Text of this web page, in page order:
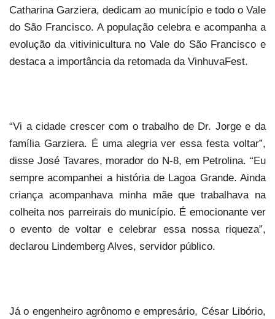
Catharina Garziera, dedicam ao município e todo o Vale
do São Francisco. A população celebra e acompanha a
evolução da vitivinicultura no Vale do São Francisco e
destaca a importância da retomada da VinhuvaFest.
“Vi a cidade crescer com o trabalho de Dr. Jorge e da
família Garziera. É uma alegria ver essa festa voltar”,
disse José Tavares, morador do N-8, em Petrolina. “Eu
sempre acompanhei a história de Lagoa Grande. Ainda
criança acompanhava minha mãe que trabalhava na
colheita nos parreirais do município. É emocionante ver
o evento de voltar e celebrar essa nossa riqueza”,
declarou Lindemberg Alves, servidor público.
Já o engenheiro agrônomo e empresário, César Libório,